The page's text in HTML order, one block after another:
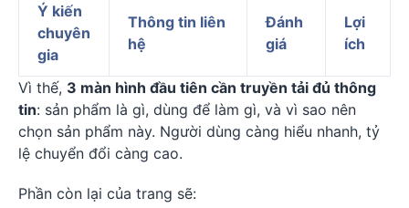
Ý kiến
chuyên
gia
Thông tin liên
hệ
Đánh
giá
Lợi
ích
Vì thế, 3 màn hình đầu tiên cần truyền tải đủ thông
tin: sản phẩm là gì, dùng để làm gì, và vì sao nên
chọn sản phẩm này. Người dùng càng hiểu nhanh, tỷ
lệ chuyển đổi càng cao.
Phần còn lại của trang sẽ: